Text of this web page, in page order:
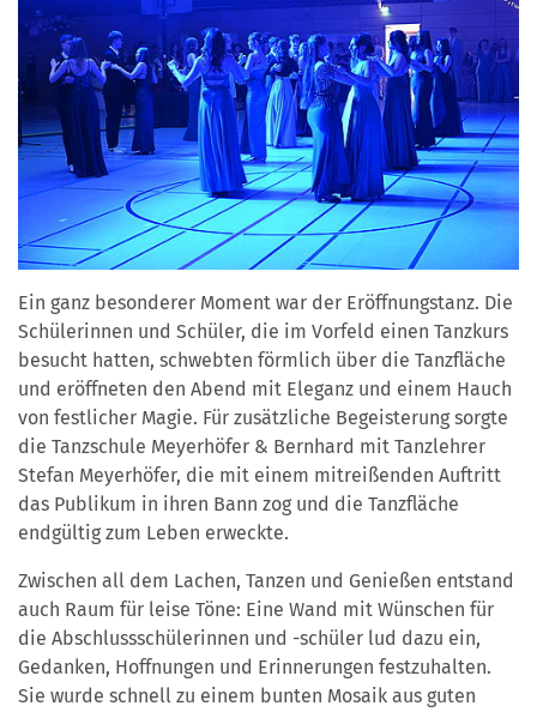
Ein ganz besonderer Moment war der Eröffnungstanz. Die
Schülerinnen und Schüler, die im Vorfeld einen Tanzkurs
besucht hatten, schwebten förmlich über die Tanzfläche
und eröffneten den Abend mit Eleganz und einem Hauch
von festlicher Magie. Für zusätzliche Begeisterung sorgte
die Tanzschule Meyerhöfer & Bernhard mit Tanzlehrer
Stefan Meyerhöfer, die mit einem mitreißenden Auftritt
das Publikum in ihren Bann zog und die Tanzfläche
endgültig zum Leben erweckte.
Zwischen all dem Lachen, Tanzen und Genießen entstand
auch Raum für leise Töne: Eine Wand mit Wünschen für
die Abschlussschülerinnen und -schüler lud dazu ein,
Gedanken, Hoffnungen und Erinnerungen festzuhalten.
Sie wurde schnell zu einem bunten Mosaik aus guten